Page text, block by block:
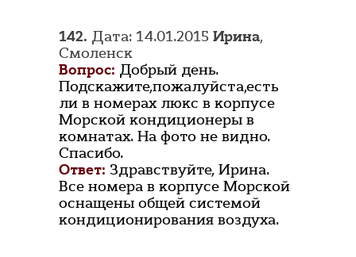
142. Дата: 14.01.2015 Ирина,
Смоленск
Вопрос: Добрый день.
Подскажите,пожалуйста,есть
ли в номерах люкс в корпусе
Морской кондиционеры в
комнатах. На фото не видно.
Спасибо.
Ответ: Здравствуйте, Ирина.
Все номера в корпусе Морской
оснащены общей системой
кондиционирования воздуха.